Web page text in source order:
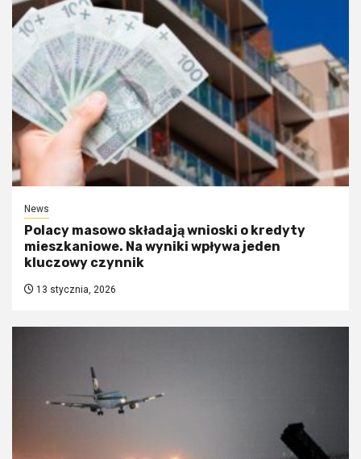
News
Polacy masowo składają wnioski o kredyty
mieszkaniowe. Na wyniki wpływa jeden
kluczowy czynnik
13 stycznia, 2026